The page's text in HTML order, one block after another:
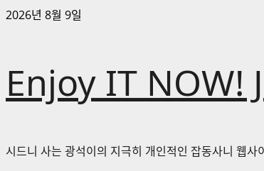
콘
바
로
2026년 8월 9일
Enjoy IT NOW!
시드니 사는 광석이의 지극히 개인적인 잡동사니 웹